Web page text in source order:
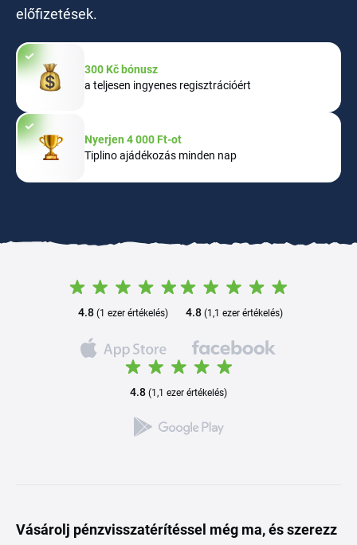
előfizetések.
300 Kč bónusz
a teljesen ingyenes regisztrációért
Nyerjen 4 000 Ft-ot
Tiplino ajádékozás minden nap
4.8 (1 ezer értékelés) 4.8(1,1 ezer értékelés)
4.8 (1,1 ezer értékelés)
Vásárolj pénzvisszatérítéssel még ma, és szerezz